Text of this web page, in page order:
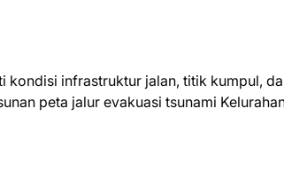
kondisi infrastruktur jalan, titik kumpul,
peta jalur evakuasi tsunami